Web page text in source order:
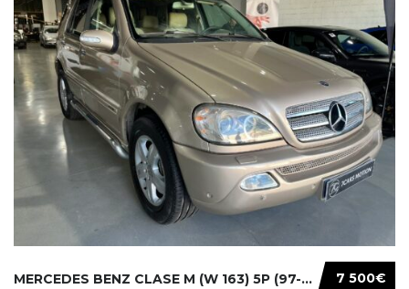
7 500€
MERCEDES BENZ CLASE M (W 163) 5P (97-05) 200...